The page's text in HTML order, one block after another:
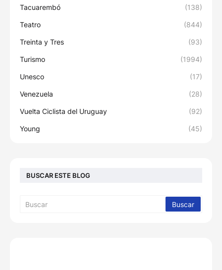
Tacuarembó (138)
Teatro (844)
Treinta y Tres (93)
Turismo (1994)
Unesco (17)
Venezuela (28)
Vuelta Ciclista del Uruguay (92)
Young (45)
BUSCAR ESTE BLOG